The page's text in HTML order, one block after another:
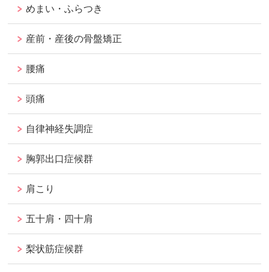
めまい・ふらつき
産前・産後の骨盤矯正
腰痛
頭痛
自律神経失調症
胸郭出口症候群
肩こり
五十肩・四十肩
梨状筋症候群